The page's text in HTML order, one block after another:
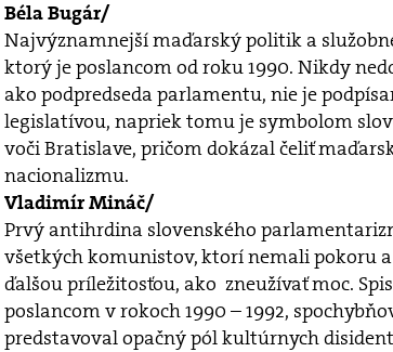
Béla Bugár/
Najvýznamnejší maďarský politik a
ktorý je poslancom od roku 1990. Nikdy
ako podpredseda parlamentu, nie je
legislatívou, napriek tomu je symbolom
voči Bratislave, pričom dokázal čeliť
nacionalizmu.
Vladimír Mináč/
Prvý antihrdina slovenského
všetkých komunistov, ktorí nemali pokoru
ďalšou príležitosťou, ako zneužívať moc.
poslancom v rokoch 1990 – 1992,
predstavoval opačný pól kultúrnych